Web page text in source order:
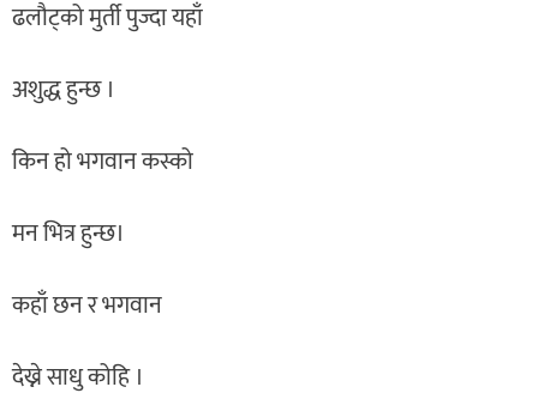
ढलौट्को मुर्ती पुज्दा यहाँ
अशुद्ध हुन्छ ।
किन हो भगवान कस्को
मन भित्र हुन्छ।
कहाँ छन र भगवान
देख्ने साधु कोहि ।